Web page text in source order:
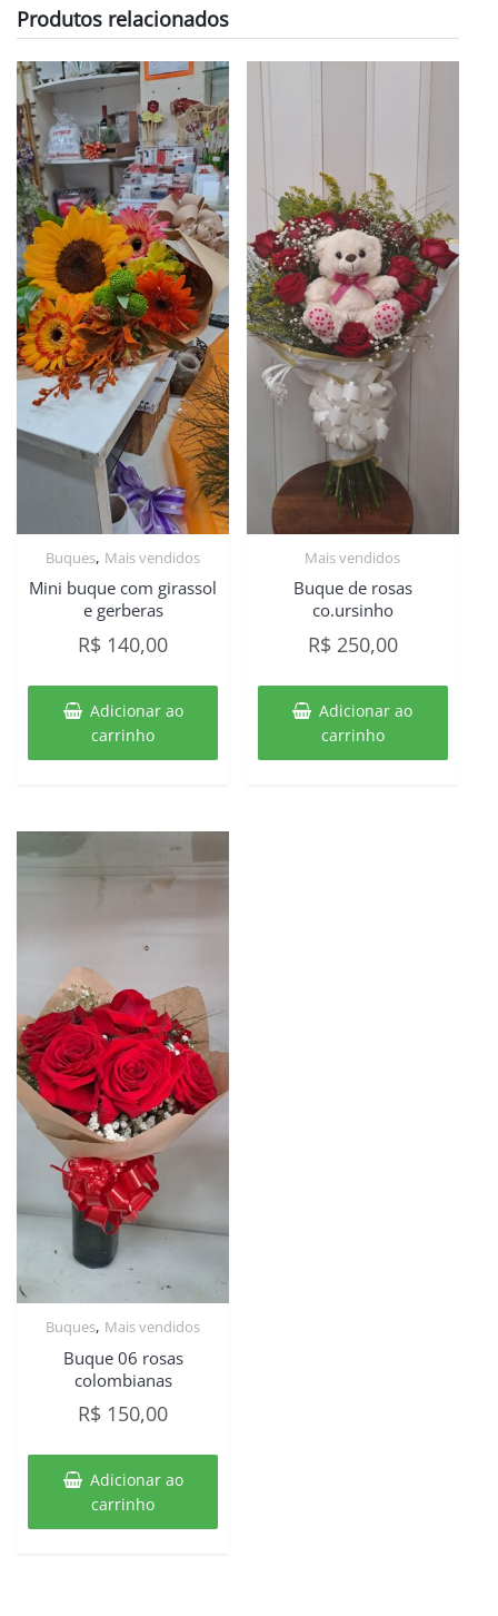
Produtos relacionados
Buques, Mais vendidos
Mini buque com girassol
e gerberas
R$ 140,00
Adicionar ao
carrinho
Mais vendidos
Buque de rosas
co.ursinho
R$ 250,00
Adicionar ao
carrinho
Buques, Mais vendidos
Buque 06 rosas
colombianas
R$ 150,00
Adicionar ao
carrinho